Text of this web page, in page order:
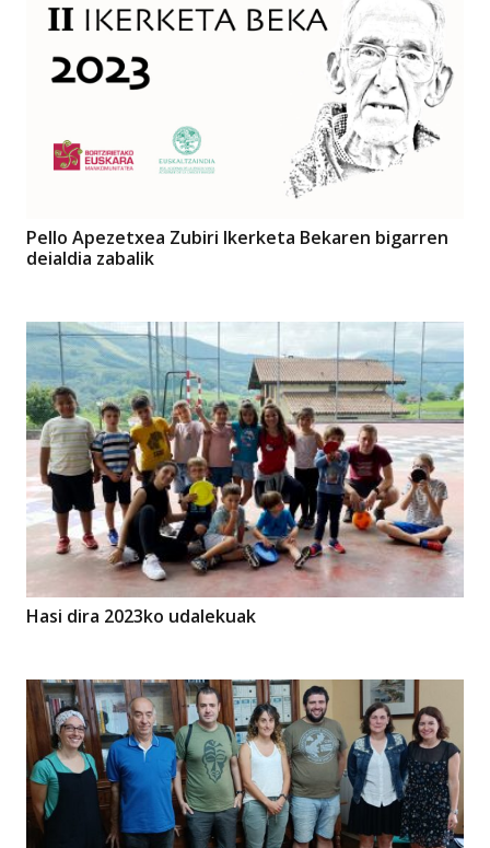
Pello Apezetxea Zubiri Ikerketa Bekaren bigarren
deialdia zabalik
Hasi dira 2023ko udalekuak